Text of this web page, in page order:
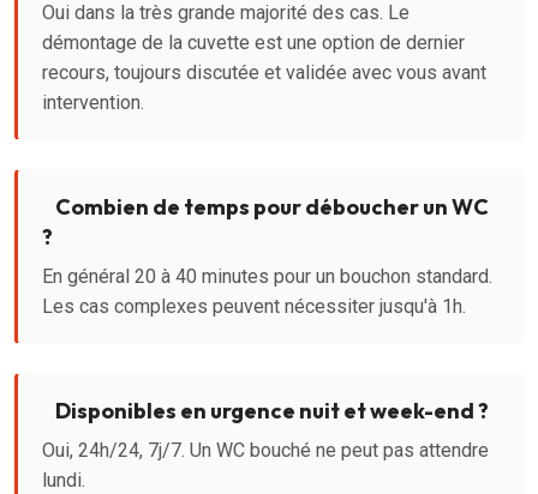
Oui dans la très grande majorité des cas. Le
démontage de la cuvette est une option de dernier
recours, toujours discutée et validée avec vous avant
intervention.
Combien de temps pour déboucher un WC
?
En général 20 à 40 minutes pour un bouchon standard.
Les cas complexes peuvent nécessiter jusqu'à 1h.
Disponibles en urgence nuit et week-end ?
Oui, 24h/24, 7j/7. Un WC bouché ne peut pas attendre
lundi.